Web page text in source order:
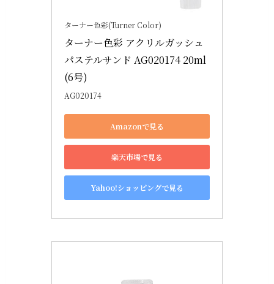
ターナー色彩(Turner Color)
ターナー色彩 アクリルガッシュ
パステルサンド AG020174 20ml
(6号)
AG020174
Amazonで見る
楽天市場で見る
Yahoo!ショッピングで見る